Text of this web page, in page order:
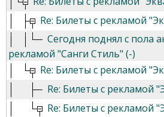
Re: Билеты с рекламой
Сегодня поднял с пола
рекламой "Санги Стиль" (-)
Re: Билеты с рекламой
Re: Билеты с рекламой
Re: Билеты с рекламой